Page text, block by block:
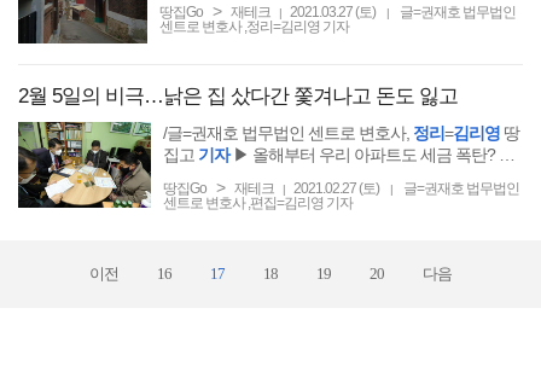
☞클릭!
땅집Go > 재테크 | 2021.03.27 (토) |
글=권재호 법무법인
센트로 변호사 ,정리=김리영 기자
2월 5일의 비극…낡은 집 샀다간 쫓겨나고 돈도 잃고
/글=권재호 법무법인 센트로 변호사, 정리=김리영 땅
집고 기자▶ 올해부터 우리 아파트도 세금 폭탄? 전
확인하기!!
땅집Go > 재테크 | 2021.02.27 (토) |
글=권재호 법무법인
센트로 변호사 ,편집=김리영 기자
이전 16 17 18 19 20 다음